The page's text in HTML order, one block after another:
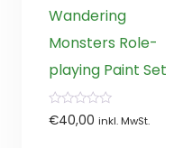
Wandering
Monsters Role-
playing Paint Set
0
von
€40,00 inkl. MwSt.